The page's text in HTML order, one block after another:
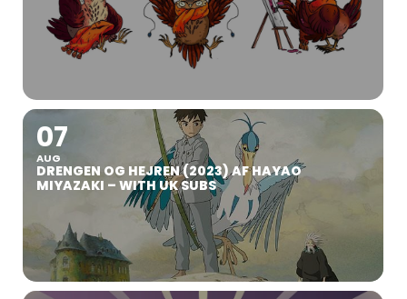
07
AUG
DRENGEN OG HEJREN (2023) AF HAYAO
MIYAZAKI – WITH UK SUBS